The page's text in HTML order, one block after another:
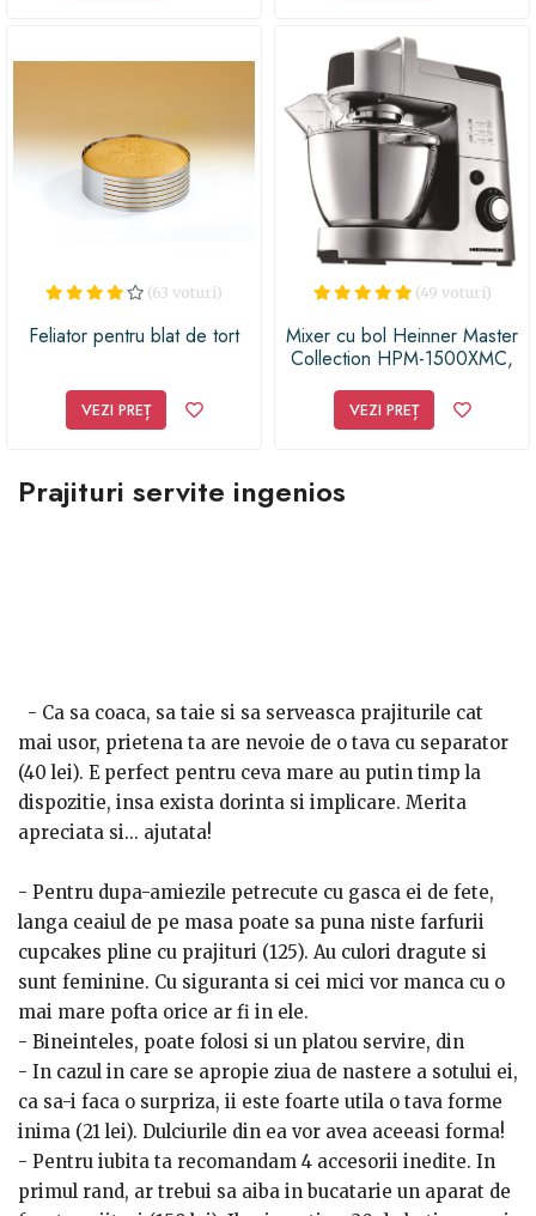
(63 voturi)
Feliator pentru blat de tort
VEZI PREȚ
(49 voturi)
Mixer cu bol Heinner Master
Collection HPM-1500XMC,
Argintiu/Negru
VEZI PREȚ
Prajituri servite ingenios
- Ca sa coaca, sa taie si sa serveasca prajiturile cat
mai usor, prietena ta are nevoie de o tava cu separator
(40 lei). E perfect pentru ceva mare au putin timp la
dispozitie, insa exista dorinta si implicare. Merita
apreciata si... ajutata!
- Pentru dupa-amiezile petrecute cu gasca ei de fete,
langa ceaiul de pe masa poate sa puna niste farfurii
cupcakes pline cu prajituri (125). Au culori dragute si
sunt feminine. Cu siguranta si cei mici vor manca cu o
mai mare pofta orice ar fi in ele.
- Bineinteles, poate folosi si un platou servire, din
portelan (110 lei). De altfel, e perfect nu doar pentru
torturi, ci si pentru aperitive si tot felul de gustari,
fructe, ideal pentru orice masa si sarbatoare in
general.
- In cazul in care se apropie ziua de nastere a sotului ei,
ca sa-i faca o surpriza, ii este foarte utila o tava forme
inima (21 lei). Dulciurile din ea vor avea aceeasi forma!
- Pentru iubita ta recomandam 4 accesorii inedite. In
primul rand, ar trebui sa aiba in bucatarie un aparat de